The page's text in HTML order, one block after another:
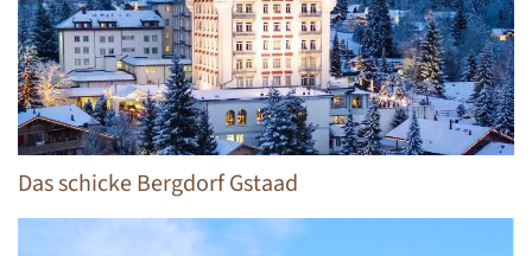
Das schicke Bergdorf Gstaad